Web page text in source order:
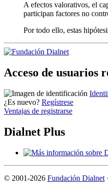
A efectos valorativos, el
participan factores no
Por todo ello, estas
Acceso de usuarios
¿Es nuevo? Regístrese
Ventajas de registrarse
Dialnet Plus
© 2001-2026 Fundación Dialnet